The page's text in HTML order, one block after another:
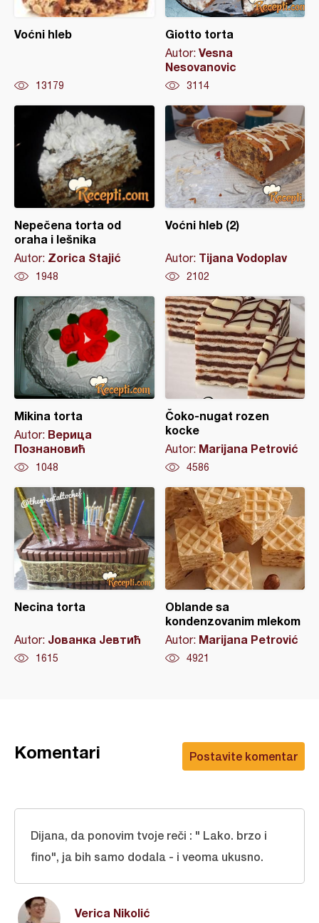
Voćni hleb
13179
Giotto torta
Autor: Vesna
Nesovanovic
3114
Nepečena torta od
oraha i lešnika
Autor: Zorica Stajić
1948
Voćni hleb (2)
Autor: Tijana Vodoplav
2102
Mikina torta
Autor: Верица
Познановић
1048
Čoko-nugat rozen
kocke
Autor: Marijana Petrović
4586
Necina torta
Autor: Јованка Јевтић
1615
Oblande sa
kondenzovanim mlekom
Autor: Marijana Petrović
4921
Postavite komentar
Komentari
Verica Nikolić
Dijana, da ponovim tvoje reči : " Lako. brzo i
fino", ja bih samo dodala - i veoma ukusno.